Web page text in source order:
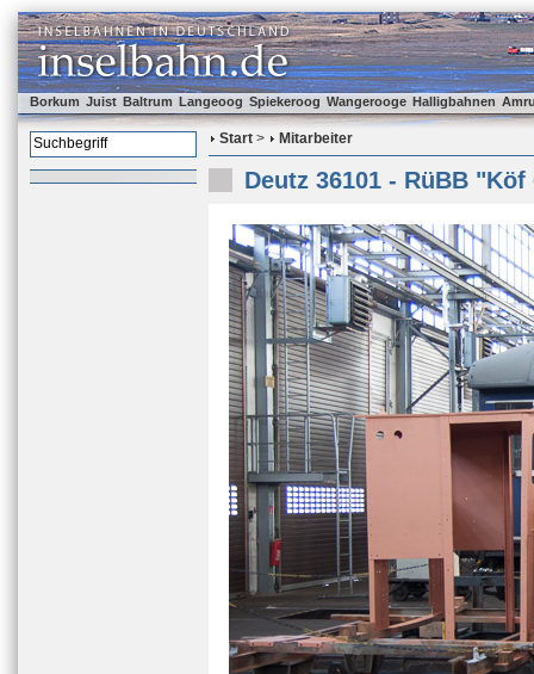
Borkum Juist Baltrum Langeoog Spiekeroog Wangerooge Halligbahnen
Start > Mitarbeiter
Deutz 36101 - RüBB "Köf